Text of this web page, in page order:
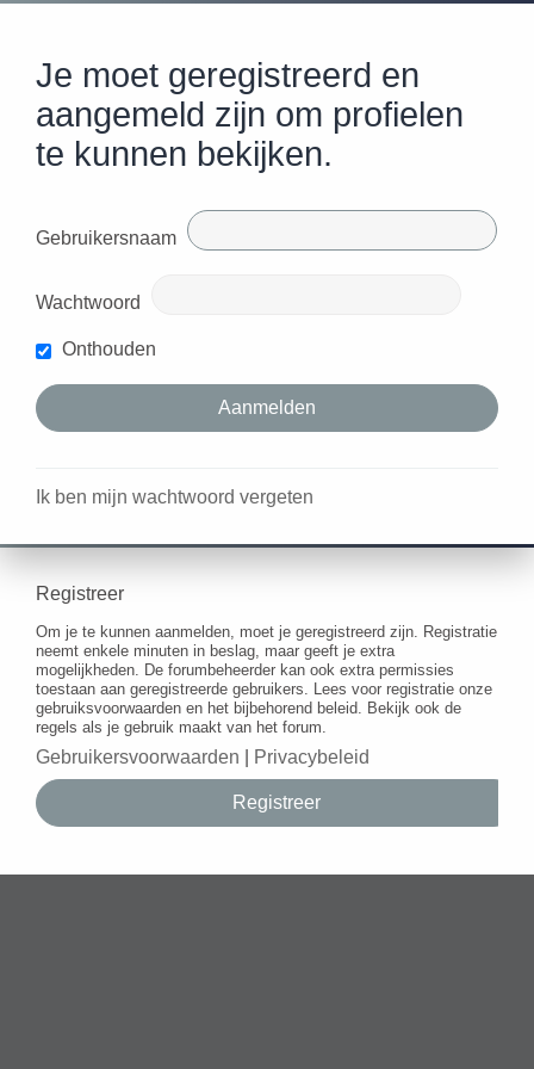
Je moet geregistreerd en
aangemeld zijn om profielen
te kunnen bekijken.
Gebruikersnaam
Wachtwoord
Onthouden
Ik ben mijn wachtwoord vergeten
Registreer
Om je te kunnen aanmelden, moet je geregistreerd zijn. Registratie
neemt enkele minuten in beslag, maar geeft je extra
mogelijkheden. De forumbeheerder kan ook extra permissies
toestaan aan geregistreerde gebruikers. Lees voor registratie onze
gebruiksvoorwaarden en het bijbehorend beleid. Bekijk ook de
regels als je gebruik maakt van het forum.
Gebruikersvoorwaarden Privacybeleid
Registreer